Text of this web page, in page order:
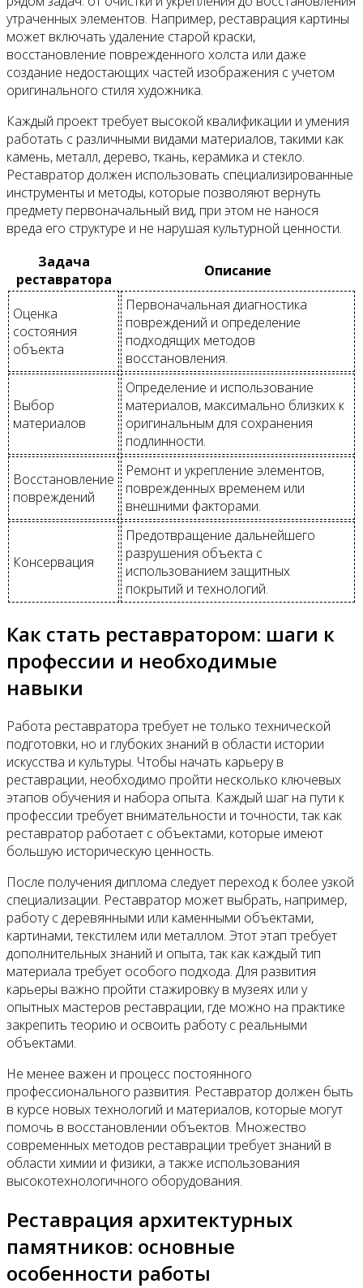
утраченных элементов. Например, реставрация картины
может включать удаление старой краски,
восстановление поврежденного холста или даже
создание недостающих частей изображения с учетом
оригинального стиля художника.
Каждый проект требует высокой квалификации и умения
работать с различными видами материалов, такими как
камень, металл, дерево, ткань, керамика и стекло.
Реставратор должен использовать специализированные
инструменты и методы, которые позволяют вернуть
предмету первоначальный вид, при этом не нанося
вреда его структуре и не нарушая культурной ценности.
Задача
реставратора
Описание
Оценка
состояния
объекта
Первоначальная диагностика
повреждений и определение
подходящих методов
восстановления.
Выбор
материалов
Определение и использование
материалов, максимально близких к
оригинальным для сохранения
подлинности.
Восстановление
повреждений
Ремонт и укрепление элементов,
поврежденных временем или
внешними факторами.
Консервация
Предотвращение дальнейшего
разрушения объекта с
использованием защитных
покрытий и технологий.
Как стать реставратором: шаги к
профессии и необходимые
навыки
Работа реставратора требует не только технической
подготовки, но и глубоких знаний в области истории
искусства и культуры. Чтобы начать карьеру в
реставрации, необходимо пройти несколько ключевых
этапов обучения и набора опыта. Каждый шаг на пути к
профессии требует внимательности и точности, так как
реставратор работает с объектами, которые имеют
большую историческую ценность.
После получения диплома следует переход к более узкой
специализации. Реставратор может выбрать, например,
работу с деревянными или каменными объектами,
картинами, текстилем или металлом. Этот этап требует
дополнительных знаний и опыта, так как каждый тип
материала требует особого подхода. Для развития
карьеры важно пройти стажировку в музеях или у
опытных мастеров реставрации, где можно на практике
закрепить теорию и освоить работу с реальными
объектами.
Не менее важен и процесс постоянного
профессионального развития. Реставратор должен быть
в курсе новых технологий и материалов, которые могут
помочь в восстановлении объектов. Множество
современных методов реставрации требует знаний в
области химии и физики, а также использования
высокотехнологичного оборудования.
Реставрация архитектурных
памятников: основные
особенности работы